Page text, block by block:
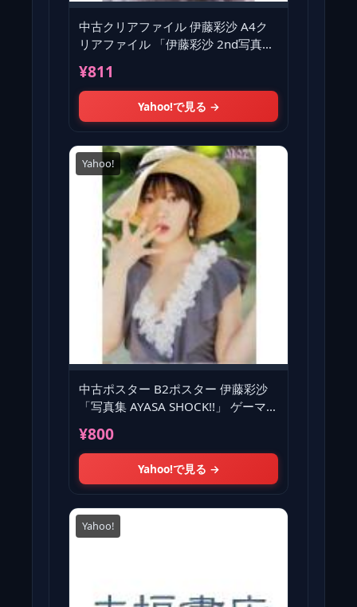
中古クリアファイル 伊藤彩沙 A4ク
リアファイル 「伊藤彩沙 2nd写真集
¥811
Yahoo!で見る →
Yahoo!
中古ポスター B2ポスター 伊藤彩沙
「写真集 AYASA SHOCK!!」 ゲーマー
¥800
Yahoo!で見る →
Yahoo!